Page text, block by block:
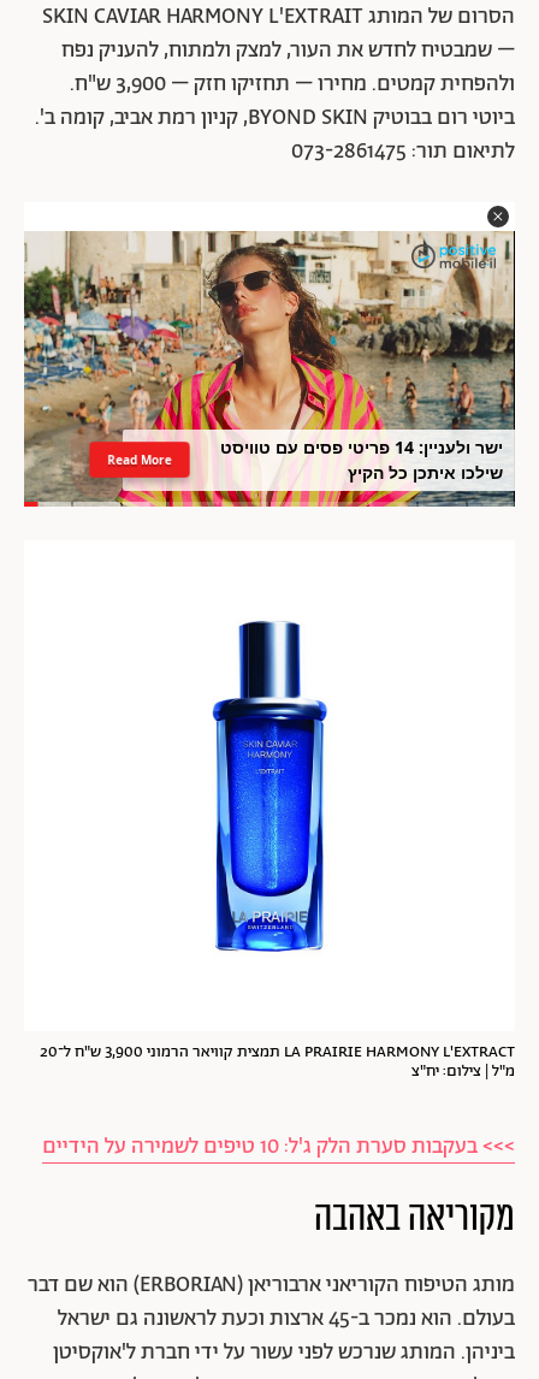
הסרום של המותג SKIN CAVIAR HARMONY L'EXTRAIT
– שמבטיח לחדש את העור, למצק ולמתוח, להעניק נפח
ולהפחית קמטים. מחירו – תחזיקו חזק – 3,900 ש"ח.
ביוטי רום בבוטיק BYOND SKIN, קניון רמת אביב, קומה ב'.
לתיאום תור: 073-2861475
ישר ולעניין: 14 פריטי פסים עם טוויסט
שילכו איתכן כל הקיץ
Read More
LA PRAIRIE HARMONY L'EXTRACT תמצית קוויאר הרמוני 3,900 ש"ח ל־20
מ"ל | צילום: יח"צ
>>> בעקבות סערת הלק ג'ל: 10 טיפים לשמירה על הידיים
מקוריאה באהבה
מותג הטיפוח הקוריאני ארבוריאן (ERBORIAN) הוא שם דבר
בעולם. הוא נמכר ב-45 ארצות וכעת לראשונה גם ישראל
ביניהן. המותג שנרכש לפני עשור על ידי חברת ל'אוקסיטן